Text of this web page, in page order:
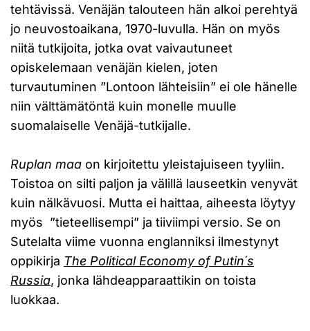
tehtävissä. Venäjän talouteen hän alkoi perehtyä
jo neuvostoaikana, 1970-luvulla. Hän on myös
niitä tutkijoita, jotka ovat vaivautuneet
opiskelemaan venäjän kielen, joten
turvautuminen ”Lontoon lähteisiin” ei ole hänelle
niin välttämätöntä kuin monelle muulle
suomalaiselle Venäjä-tutkijalle.
Ruplan maa on kirjoitettu yleistajuiseen tyyliin.
Toistoa on silti paljon ja välillä lauseetkin venyvät
kuin nälkävuosi. Mutta ei haittaa, aiheesta löytyy
myös ”tieteellisempi” ja tiiviimpi versio. Se on
Sutelalta viime vuonna englanniksi ilmestynyt
oppikirja The Political Economy of Putin´s
Russia, jonka lähdeapparaattikin on toista
luokkaa.